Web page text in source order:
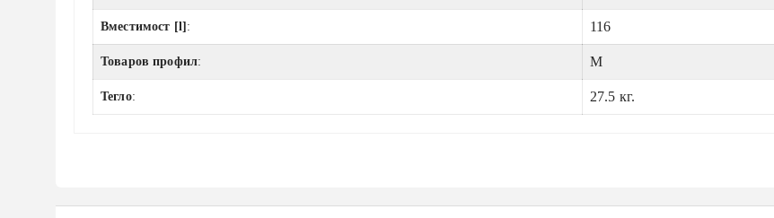
Вместимост [l]: 116
Товаров профил: M
Тегло: 27.5 кг.